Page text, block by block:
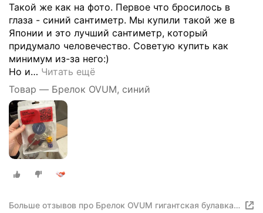
Такой же как на фото. Первое что бросилось в
глаза - синий сантиметр. Мы купили такой же в
Японии и это лучший сантиметр, который
придумало человечество. Советую купить как
минимум из-за него:)
Но и… Читать ещё
Товар — Брелок OVUM, синий
Больше отзывов про Брелок OVUM гигантская булавка